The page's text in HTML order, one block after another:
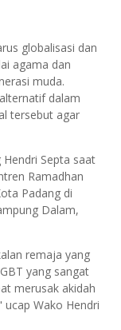
globalisasi dan
agama dan
muda.
dalam
tersebut agar
Septa saat
Ramadhan
Padang di
Dalam,
remaja yang
yang sangat
merusak akidah
Wako Hendri